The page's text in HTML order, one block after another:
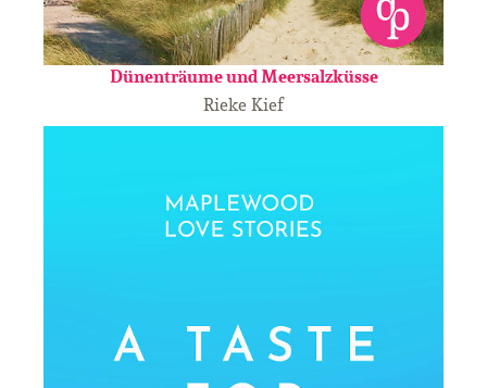
Dünenträume und Meersalzküsse
Rieke Kief